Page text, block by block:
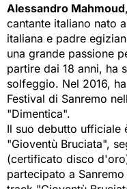
Alessandro Mahmoud
cantante italiano nato
italiana e padre
una grande passione
partire dai 18 anni, ha
solfeggio. Nel 2016,
Festival di Sanremo
"Dimentica".
Il suo debutto ufficiale
"Gioventù Bruciata",
(certificato disco
partecipato a